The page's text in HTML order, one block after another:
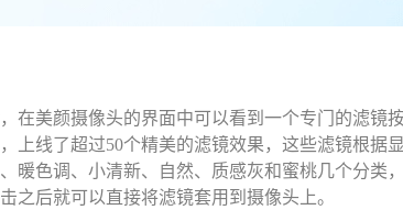
在美颜摄像头的界面中可以看到一个专门的滤镜
上线了超过50个精美的滤镜效果，这些滤镜根据
暖色调、小清新、自然、质感灰和蜜桃几个分类
之后就可以直接将滤镜套用到摄像头上。